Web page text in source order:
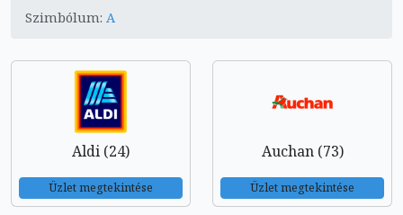
Szimbólum: A
Aldi (24)
Üzlet megtekintése
Auchan (73)
Üzlet megtekintése